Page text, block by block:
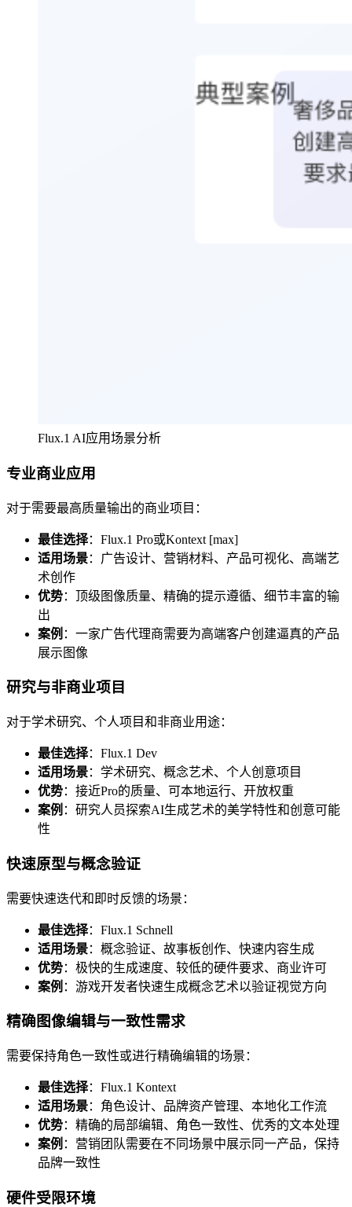
Flux.1 AI应用场景分析
专业商业应用
对于需要最高质量输出的商业项目：
最佳选择：Flux.1 Pro或Kontext [max]
适用场景：广告设计、营销材料、产品可视化、高端艺
术创作
优势：顶级图像质量、精确的提示遵循、细节丰富的输
出
案例 ：一家广告代理商需要为高端客户创建逼真的产品
展示图像
研究与非商业项目
对于学术研究、个人项目和非商业用途：
最佳选择：Flux.1 Dev
适用场景：学术研究、概念艺术、个人创意项目
优势：接近Pro的质量、可本地运行、开放权重
案例 ：研究人员探索AI生成艺术的美学特性和创意可能
性
快速原型与概念验证
需要快速迭代和即时反馈的场景：
最佳选择：Flux.1 Schnell
适用场景：概念验证、故事板创作、快速内容生成
优势：极快的生成速度、较低的硬件要求、商业许可
案例 ：游戏开发者快速生成概念艺术以验证视觉方向
精确图像编辑与一致性需求
需要保持角色一致性或进行精确编辑的场景：
最佳选择：Flux.1 Kontext
适用场景：角色设计、品牌资产管理、本地化工作流
优势：精确的局部编辑、角色一致性、优秀的文本处理
案例 ：营销团队需要在不同场景中展示同一产品，保持
品牌一致性
硬件受限环境